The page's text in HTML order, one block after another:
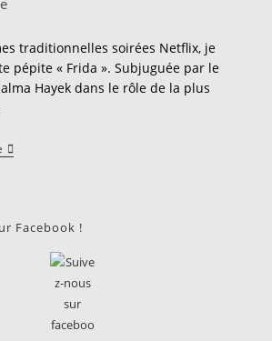
traditionnelles soirées Netflix, je
pépite « Frida ». Subjuguée par le
Hayek dans le rôle de la plus
Frida
Kahlo
Du
Mythe
Facebook !